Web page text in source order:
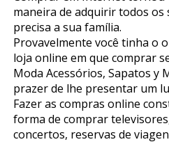
maneira de adquirir todos
precisa a sua família.
Provavelmente você tinha o
loja online em que comprar
Moda Acessórios, Sapatos y
prazer de lhe presentar um
Fazer as compras online
forma de comprar
concertos, reservas de